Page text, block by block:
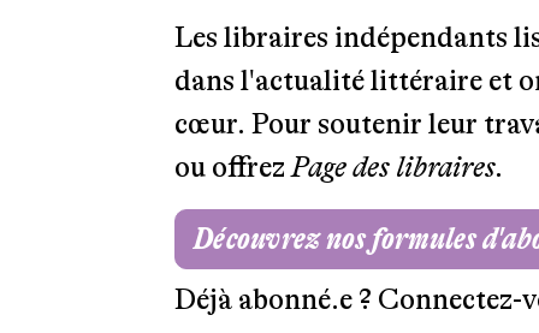
Les libraires indépendants
dans l'actualité littéraire et
cœur. Pour soutenir leur
ou offrezPage des libraires.
Découvrez nos formules
Déjà abonné.e ? Connectez-